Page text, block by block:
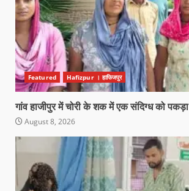
Featured Hafizpur । हाफिजपुर
गांव हाजीपुर में चोरी के शक में एक संदिग्ध को पकड़ा
August 8, 2026